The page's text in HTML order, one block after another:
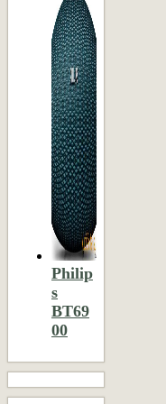
Philip
s
BT69
00